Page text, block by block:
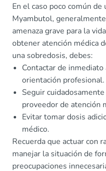
En el caso poco común
Myambutol,
amenaza grave para la
obtener atención médica
una sobredosis, debes:
Contactar de
orientación profesional.
Seguir
proveedor de atención
Evitar tomar dosis
médico.
Recuerda que actuar con
manejar la situación de
preocupaciones